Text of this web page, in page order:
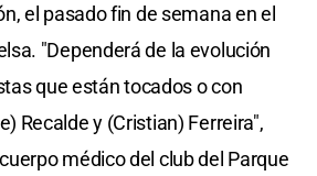
el pasado fin de semana en el
"Dependerá de la evolución
que están tocados o con
Recalde y (Cristian) Ferreira",
médico del club del Parque